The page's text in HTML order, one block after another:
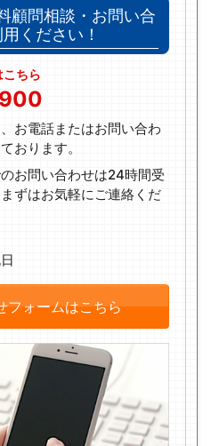
顧問相談・お問い合
ください！
ちら
お電話またはお問い合わ
おります。
お問い合わせは24時間受
ずはお気軽にご連絡くだ
フォームはこちら